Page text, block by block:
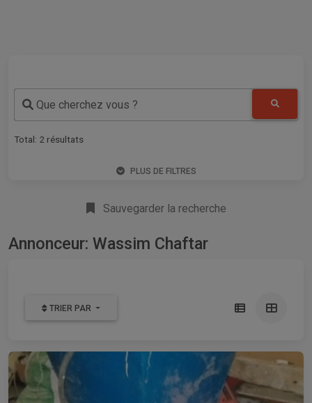
Que cherchez vous ?
Total: 2 résultats
PLUS DE FILTRES
Sauvegarder la recherche
Annonceur: Wassim Chaftar
TRIER PAR